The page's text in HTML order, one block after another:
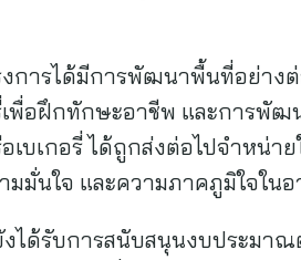
งการได้มีการพัฒนาพื้นที่อย่าง
พื่อฝึกทักษะอาชีพ และการพั
เบเกอรี่ ได้ถูกส่งต่อไปจำหน่า
มั่นใจ และความภาคภูมิใจใน
ได้รับการสนับสนุนงบประมา